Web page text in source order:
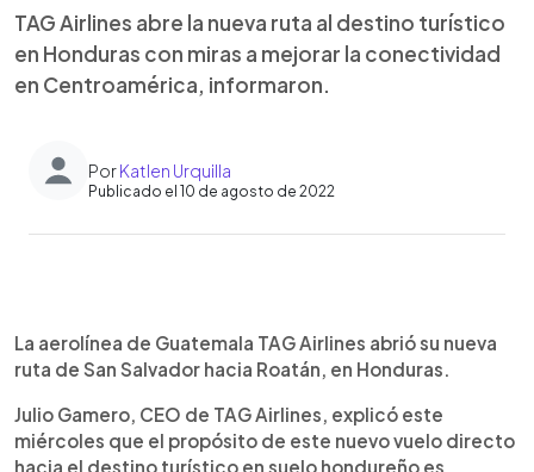
TAG Airlines abre la nueva ruta al destino turístico
en Honduras con miras a mejorar la conectividad
en Centroamérica, informaron.
PorKatlen Urquilla
Publicado el 10 de agosto de 2022
► Escuchar artículo
La aerolínea de Guatemala TAG Airlines abrió su nueva
ruta de San Salvador hacia Roatán, en Honduras.
Julio Gamero, CEO de TAG Airlines, explicó este
miércoles que el propósito de este nuevo vuelo directo
hacia el destino turístico en suelo hondureño es